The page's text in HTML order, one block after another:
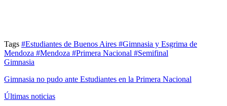
Tags #Estudiantes de Buenos Aires #Gimnasia y Esgrima de
Mendoza #Mendoza #Primera Nacional #Semifinal
Gimnasia
Gimnasia no pudo ante Estudiantes en la Primera Nacional
Últimas noticias